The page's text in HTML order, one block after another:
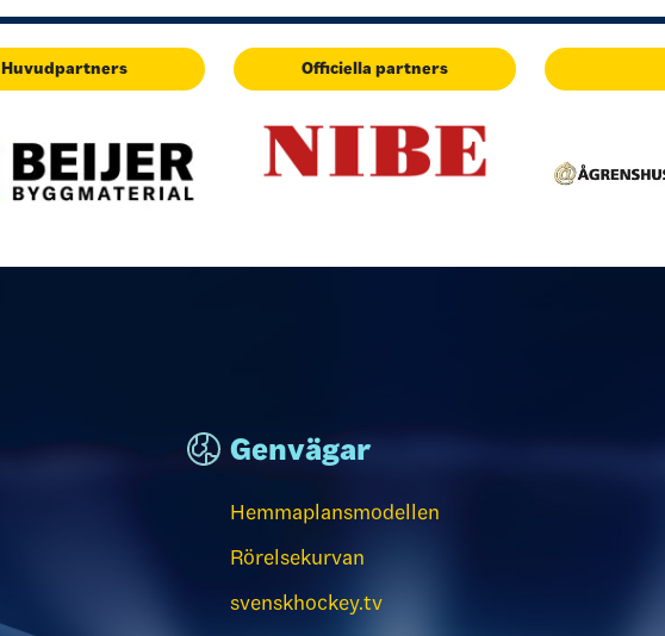
Huvudpartners Officiella partners
Genvägar
Hemmaplansmodellen
Rörelsekurvan
svenskhockey.tv